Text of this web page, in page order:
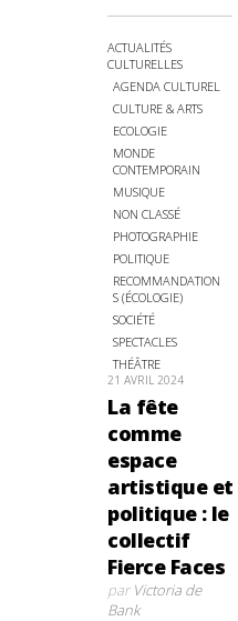
ACTUALITÉS
CULTURELLES
AGENDA CULTUREL
CULTURE & ARTS
ECOLOGIE
MONDE
CONTEMPORAIN
MUSIQUE
NON CLASSÉ
PHOTOGRAPHIE
POLITIQUE
RECOMMANDATION
S (ÉCOLOGIE)
SOCIÉTÉ
SPECTACLES
THÉÂTRE
21 AVRIL 2024
La fête
comme
espace
artistique et
politique : le
collectif
Fierce Faces
parVictoria de
Bank